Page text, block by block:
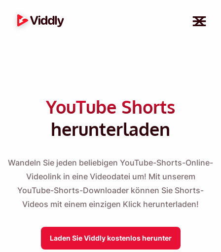
YouTube Shorts
herunterladen
Wandeln Sie jeden beliebigen YouTube-Shorts-Online-
Videolink in eine Videodatei um! Mit unserem
YouTube-Shorts-Downloader können Sie Shorts-
Videos mit einem einzigen Klick herunterladen!
Laden Sie Viddly kostenlos herunter